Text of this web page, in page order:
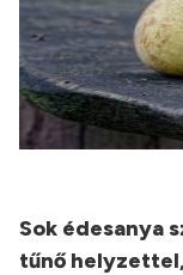
Sok édesanya
tűnő